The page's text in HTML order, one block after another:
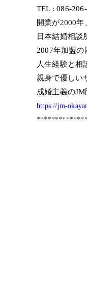
TEL : 086-
開業が2000年
日本結婚相談
2007年加盟
人生経験と相
親身で優しい
成婚主義の
https://jm-